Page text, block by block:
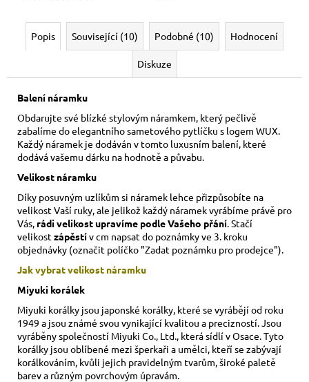
Popis Související (10) Podobné (10) Hodnocení
Diskuze
Balení náramku
Obdarujte své blízké stylovým náramkem, který pečlivě
zabalíme do elegantního sametového pytlíčku s logem WUX.
Každý náramek je dodáván v tomto luxusním balení, které
dodává vašemu dárku na hodnotě a půvabu.
Velikost náramku
Díky posuvným uzlíkům si náramek lehce přizpůsobíte na
velikost Vaší ruky, ale jelikož každý náramek vyrábíme právě pro
Vás, rádi velikost upravíme podle Vašeho přání . Stačí
velikostzápěstív cm napsat do poznámky ve 3. kroku
objednávky (označit políčko "Zadat poznámku pro prodejce").
Jak vybrat velikost náramku
Miyuki korálek
Miyuki korálky jsou japonské korálky, které se vyrábějí od roku
1949 a jsou známé svou vynikající kvalitou a precizností. Jsou
vyráběny společností Miyuki Co., Ltd., která sídlí v Osace. Tyto
korálky jsou oblíbené mezi šperkaři a umělci, kteří se zabývají
korálkováním, kvůli jejich pravidelným tvarům, široké paletě
barev a různým povrchovým úpravám.